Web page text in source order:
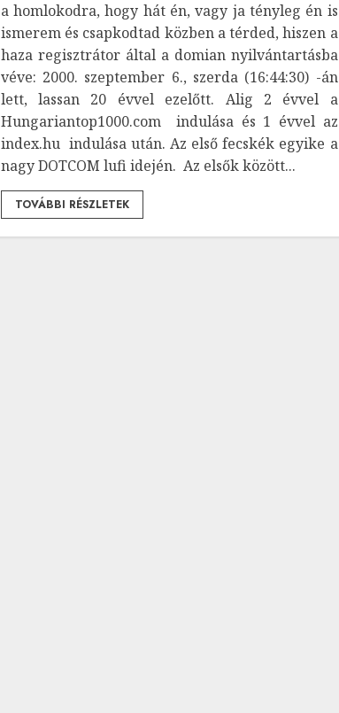
a homlokodra, hogy hát én, vagy ja tényleg én is
ismerem és csapkodtad közben a térded, hiszen a
haza regisztrátor által a domian nyilvántartásba
véve: 2000. szeptember 6., szerda (16:44:30) -án
lett, lassan 20 évvel ezelőtt. Alig 2 évvel a
Hungariantop1000.com indulása és 1 évvel az
index.hu indulása után. Az első fecskék egyike a
nagy DOTCOM lufi idején. Az elsők között...
TOVÁBBI RÉSZLETEK